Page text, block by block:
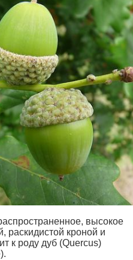
высокое
раскидистой кроной и
к роду дуб (Quercus)